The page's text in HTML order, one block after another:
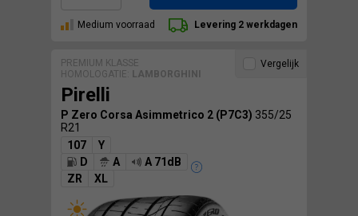
Medium voorraad Levering 2 werkdagen
PREMIUM KLASSE
HOMOLOGATIE:
LAMBORGHINI
Pirelli
P Zero Corsa Asimmetrico 2 (P7C3) 355/25
R21
107
Y
D
A
A 71dB
ZR
XL
Vergelijk